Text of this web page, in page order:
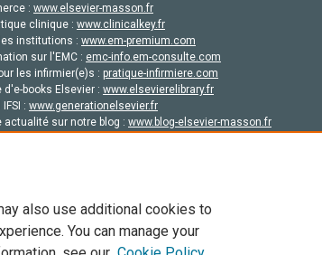
: www.elsevier-masson.fr
clinique : www.clinicalkey.fr
institutions : www.em-premium.com
sur l'EMC : emc-info.em-consulte.com
les infirmier(e)s : pratique-infirmiere.com
d'e-books Elsevier : www.elsevierelibrary.fr
: www.generationelsevier.fr
actualité sur notre blog : www.blog-elsevier-masson.fr
also use additional cookies to
You can manage your